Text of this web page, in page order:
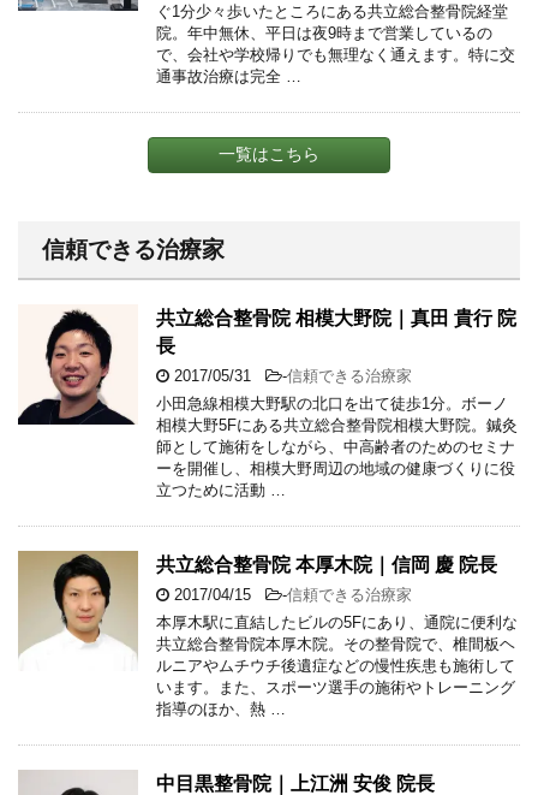
ぐ1分少々歩いたところにある共立総合整骨院経堂
院。年中無休、平日は夜9時まで営業しているの
で、会社や学校帰りでも無理なく通えます。特に交
通事故治療は完全 …
一覧はこちら
信頼できる治療家
共立総合整骨院 相模大野院｜真田 貴行 院
長
2017/05/31 -信頼できる治療家
小田急線相模大野駅の北口を出て徒歩1分。ボーノ
相模大野5Fにある共立総合整骨院相模大野院。鍼灸
師として施術をしながら、中高齢者のためのセミナ
ーを開催し、相模大野周辺の地域の健康づくりに役
立つために活動 …
共立総合整骨院 本厚木院｜信岡 慶 院長
2017/04/15 -信頼できる治療家
本厚木駅に直結したビルの5Fにあり、通院に便利な
共立総合整骨院本厚木院。その整骨院で、椎間板ヘ
ルニアやムチウチ後遺症などの慢性疾患も施術して
います。また、スポーツ選手の施術やトレーニング
指導のほか、熱 …
中目黒整骨院｜上江洲 安俊 院長